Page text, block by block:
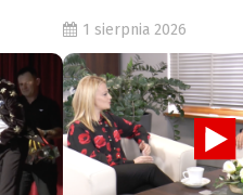
1 sierpnia 2026